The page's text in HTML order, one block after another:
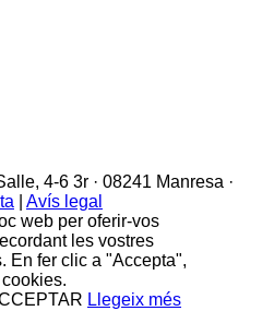
4-6 3r · 08241 Manresa ·
Avís legal
web per oferir-vos
les vostres
En fer clic a "Accepta",
Llegeix més